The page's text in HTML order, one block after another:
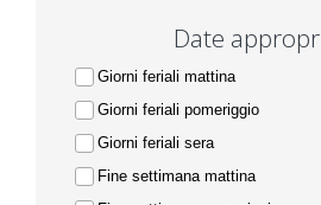
Date
Giorni feriali mattina
Giorni feriali pomeriggio
Giorni feriali sera
Fine settimana mattina